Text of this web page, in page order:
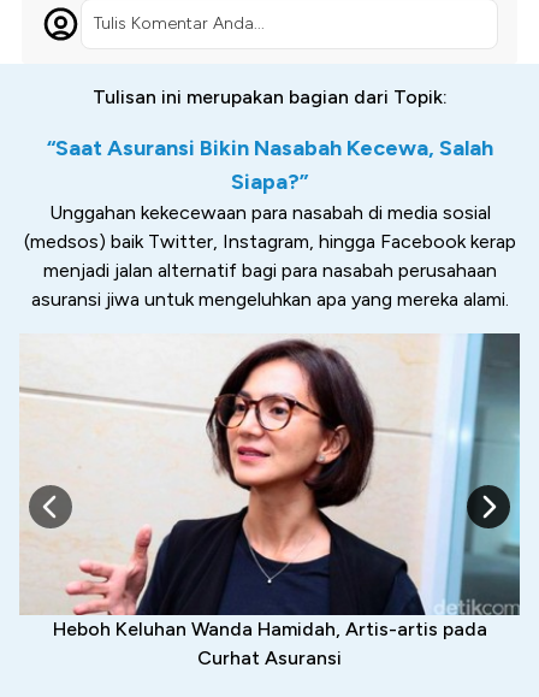
Tulis Komentar Anda...
Tulisan ini merupakan bagian dari Topik:
“Saat Asuransi Bikin Nasabah Kecewa, Salah
Siapa?”
Unggahan kekecewaan para nasabah di media sosial
(medsos) baik Twitter, Instagram, hingga Facebook kerap
menjadi jalan alternatif bagi para nasabah perusahaan
asuransi jiwa untuk mengeluhkan apa yang mereka alami.
Heboh Keluhan Wanda Hamidah, Artis-artis pada
Curhat Asuransi